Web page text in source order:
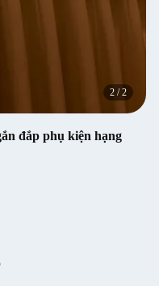
2 /2
đắp phụ kiện hạng